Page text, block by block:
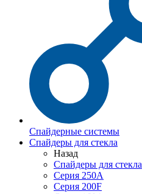
Спайдерные системы
Спайдеры для стекла
Назад
Спайдеры для стекла
Серия 250А
Серия 200F